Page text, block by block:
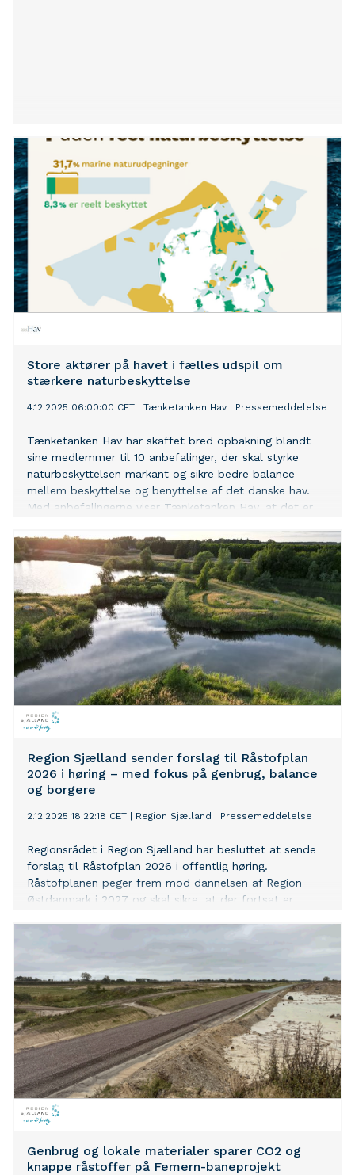
Store aktører på havet i fælles udspil om
stærkere naturbeskyttelse
4.12.2025 06:00:00 CET Tænketanken Hav Pressemeddelelse
Tænketanken Hav har skaffet bred opbakning blandt
sine medlemmer til 10 anbefalinger, der skal styrke
naturbeskyttelsen markant og sikre bedre balance
mellem beskyttelse og benyttelse af det danske hav.
Med anbefalingerne viser Tænketanken Hav, at det er
aktiviteter som havvindmøller og fiskeri.
Region Sjælland sender forslag til Råstofplan
2026 i høring – med fokus på genbrug, balance
og borgere
2.12.2025 18:22:18 CET Region Sjælland Pressemeddelelse
Regionsrådet i Region Sjælland har besluttet at sende
forslag til Råstofplan 2026 i offentlig høring.
Råstofplanen peger frem mod dannelsen af Region
Østdanmark i 2027 og skal sikre, at der fortsat er
med at der passes på borgere, natur og miljø. Planen
forventes endeligt godkendt medio 2026.
Genbrug og lokale materialer sparer CO2 og
knappe råstoffer på Femern-baneprojekt